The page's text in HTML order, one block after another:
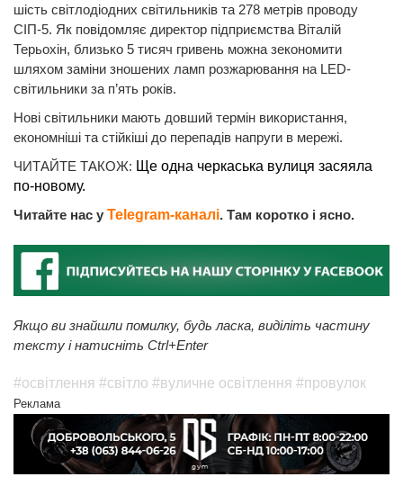
шість світлодіодних світильників та 278 метрів проводу
СІП-5. Як повідомляє директор підприємства Віталій
Терьохін, близько 5 тисяч гривень можна зекономити
шляхом заміни зношених ламп розжарювання на LED-
світильники за п’ять років.
Нові світильники мають довший термін використання,
економніші та стійкіші до перепадів напруги в мережі.
ЧИТАЙТЕ ТАКОЖ: Ще одна черкаська вулиця засяяла
по-новому.
Читайте нас у Telegram-каналі. Там коротко і ясно.
Якщо ви знайшли помилку, будь ласка, виділіть частину
тексту і натисніть Ctrl+Enter
#освітлення #світло #вуличне освітлення #провулок
Реклама